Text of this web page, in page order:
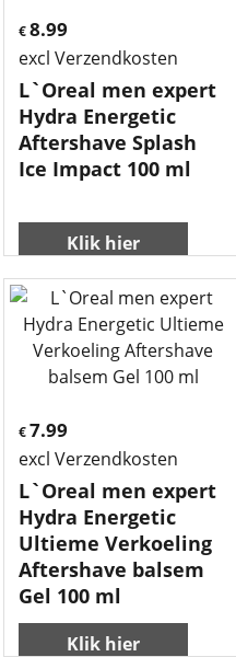
€ 8.99
excl Verzendkosten
L`Oreal men expert
Hydra Energetic
Aftershave Splash
Ice Impact 100 ml
Klik hier
€ 7.99
excl Verzendkosten
L`Oreal men expert
Hydra Energetic
Ultieme Verkoeling
Aftershave balsem
Gel 100 ml
Klik hier